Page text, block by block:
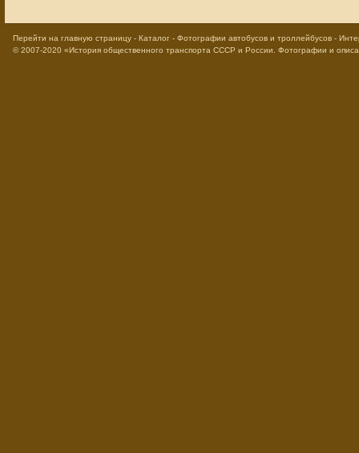
Перейти на главную страницу - Каталог - Фотографии автобусов и троллейбусов -
© 2007-2020 «История общественного транспорта СССР и России. Фотографии и